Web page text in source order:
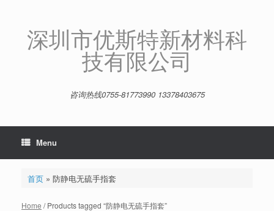
深圳市优斯特新材料科
技有限公司
咨询热线0755-81773990 13378403675
Menu
首页» 防静电无硫手指套
Home / Products tagged “防静电无硫手指套”